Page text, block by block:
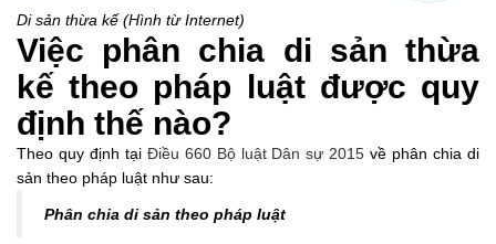
Di sản thừa kế (Hình từ Internet)
Việc phân chia di sản thừa
kế theo pháp luật được quy
định thế nào?
Theo quy định tại Điều 660 Bộ luật Dân sự 2015 về phân chia di
sản theo pháp luật như sau:
Phân chia di sản theo pháp luật